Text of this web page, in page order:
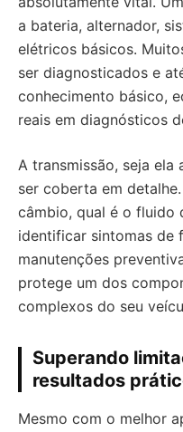
a bateria, alternador,
elétricos básicos.
ser diagnosticados e
conhecimento básico,
reais em diagnósticos
A transmissão, seja ela
ser coberta em
câmbio, qual é o fluido
identificar sintomas de
manutenções
protege um dos
complexos do seu
Superando
resultados
Mesmo com o melhor